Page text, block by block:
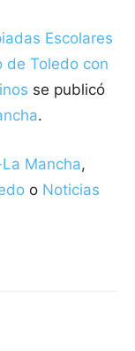
Escolares
de Toledo con
se publicó
.
Mancha,
o Noticias